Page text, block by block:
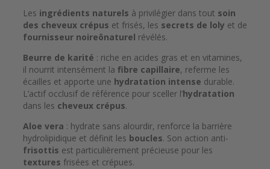
Les ingrédients naturels à privilégier dans tout soin
des cheveux crépus et frisés, les secrets de loly et de
fournisseur noireônaturel révélés.
Beurre de karité : riche en acides gras et en vitamines,
il nourrit intensément la fibre capillaire, referme les
écailles et apporte une hydratation intense durable.
L’actif occlusif de référence pour sceller l’hydratation
dans les cheveux crépus.
Aloe vera : hydrate sans alourdir, renforce la barrière
hydrolipidique et définit les boucles. Son action anti-
frisottis est particulièrement précieuse pour les
textures frisées et crépues.